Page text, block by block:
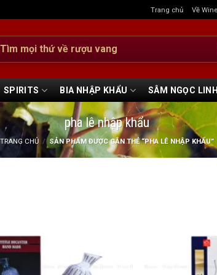
Trang chủ Về
SPIRITS BIA NHẬP KHẨU SÂM NGỌC LINH
pha lê nhập khẩu
TRANG CHỦ / SẢN PHẨM ĐƯỢC GẮN THẺ “PHA LÊ NHẬP KHẨU”